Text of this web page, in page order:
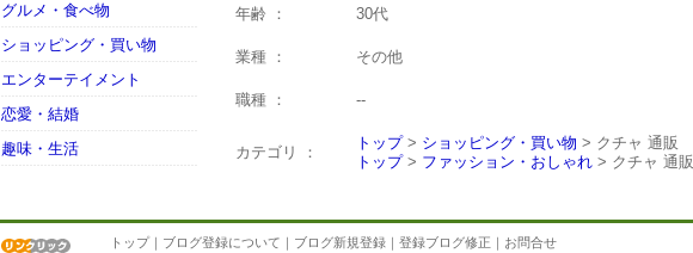
グルメ・食べ物
ショッピング・買い物
エンターテイメント
恋愛・結婚
趣味・生活
年齢 ： 30代
業種 ： その他
職種 ： --
カテゴリ ：
トップ> ショッピング・買い物 > クチャ 通販
トップ> ファッション・おしゃれ > クチャ 通販
トップ｜ ブログ登録について ｜ ブログ新規登録 ｜ 登録ブログ修正 ｜ お問合せ